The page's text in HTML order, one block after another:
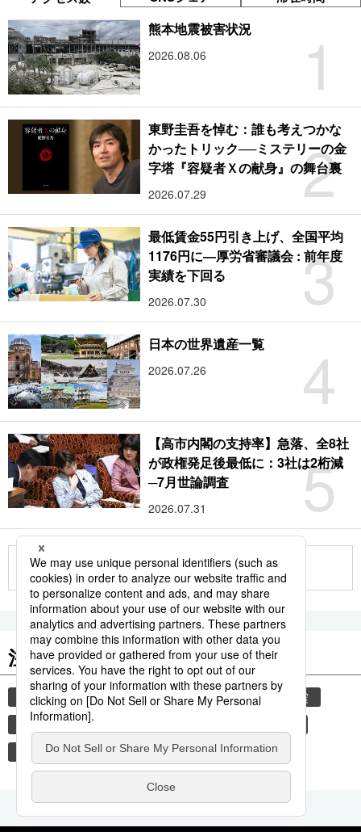
1
熊本地震被害状況
2026.08.06
2
東野圭吾を悼む：誰も考えつかな
かったトリック──ミステリーの金
字塔『容疑者Ｘの献身』の舞台裏
2026.07.29
3
最低賃金55円引き上げ、全国平均
1176円に―厚労省審議会 : 前年度
実績を下回る
2026.07.30
4
日本の世界遺産一覧
2026.07.26
5
【高市内閣の支持率】急落、全8社
が政権発足後最低に：3社は2桁減
─7月世論調査
2026.07.31
もっと見る
注目のキーワード
共同通信ニュース 気象・災害 災害
地震
気象庁
津波
避難所